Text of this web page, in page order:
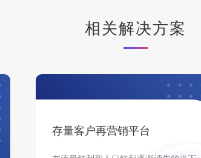
相关解决方案
存量客户再营销平台